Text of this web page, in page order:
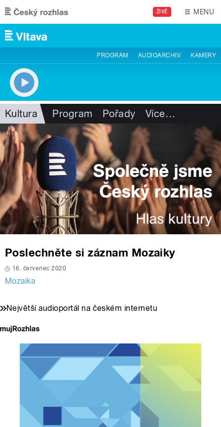
Přejít k hlavnímu obsahu
ŽIVĚ MENU
PROGRAM AUDIOARCHIV KAMERY
Kultura Program Pořady Více…
Poslechněte si záznam Mozaiky
16. červenec 2020
Mozaika
Největší audioportál na českém internetu